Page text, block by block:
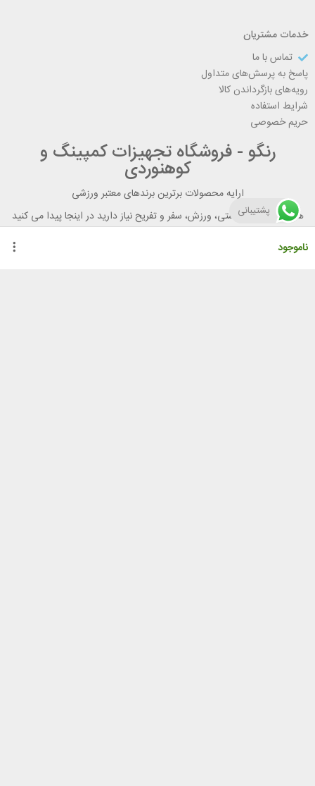
ناموجود
خدمات مشتریان
تماس با ما
پاسخ به پرسش‌های متداول
رویه‌های بازگرداندن کالا
شرایط استفاده
حریم خصوصی
رنگو - فروشگاه تجهیزات کمپینگ و
کوهنوردی
ارایه محصولات برترین برندهای معتبر ورزشی
هر آنچه برای تندرستی، ورزش، سفر و تفریح نیاز دارید در اینجا پیدا می کنید
پشتیبانی